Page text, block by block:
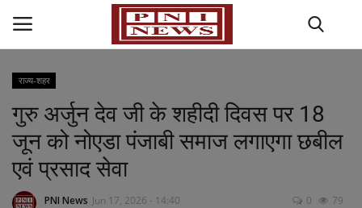
Home
राज्य-शहर
राजनीति
राज्य-शहर
गुरु अर्जुन देव जी के शहीदी दिवस पर 18
जून को नोएडा पंजाबी समाज लगाएगा छबील
एवं प्रसाद सेवा
PNI News Jun 17, 2026 - 14:40
0 79